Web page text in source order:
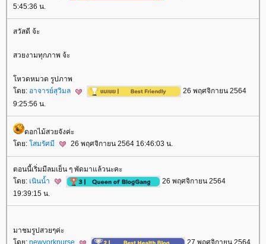
5:45:36 น.
สวัสดี จ้ะ
สวยงามทุกภาพ จ้ะ
หวดหมวด รูปภาพ
ดย: อาจารย์สุวิมล
26 พฤศจิกายน 2564
9:25:56 น.
ดอกไม้สวยจังค่ะ
ดย: สมรัศมี 26 พฤศจิกายน 2564 16:46:03 น.
ตอนนี้เริ่มมีลมเย็น ๆ พัดมาแล้วนะคะ
ดย: เนินน้ำ
26 พฤศจิกายน 2564
19:39:15 น.
มาชมรูปสวยๆค่ะ
ดย: newyorknurse 27 พฤศจิกายน 2564